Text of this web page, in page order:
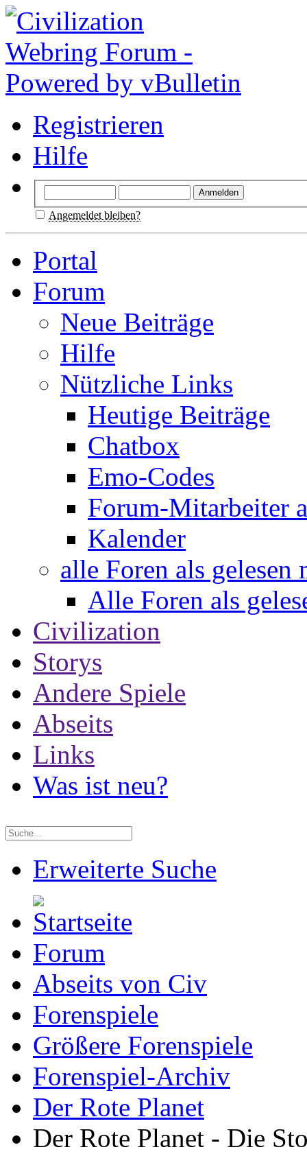
Registrieren
Hilfe
Angemeldet bleiben?
Portal
Forum
Neue Beiträge
Hilfe
Nützliche Links
Heutige Beiträge
Chatbox
Emo-Codes
Forum-Mitarbeiter
Kalender
alle Foren als gelesen
Alle Foren als
Civilization
Storys
Andere Spiele
Abseits
Links
Was ist neu?
Erweiterte Suche
Forum
Abseits von Civ
Forenspiele
Größere Forenspiele
Forenspiel-Archiv
Der Rote Planet
Der Rote Planet - Die